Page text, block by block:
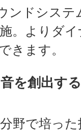
ンドシス
。よりダ
きます。
を創出す
野で培っ